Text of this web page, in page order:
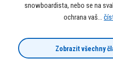
snowboardista, nebo se na
ochrana vaš...
Zobrazit všechny